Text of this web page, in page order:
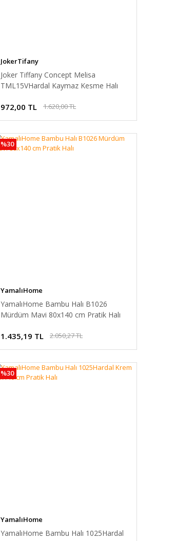
JokerTifany
Joker Tiffany Concept Melisa
TML15VHardal Kaymaz Kesme Halı
972,00 TL 1.620,00 TL
%30
YamalıHome
YamalıHome Bambu Halı B1026
Mürdüm Mavi 80x140 cm Pratik Halı
1.435,19 TL 2.050,27 TL
%30
YamalıHome
YamalıHome Bambu Halı 1025Hardal